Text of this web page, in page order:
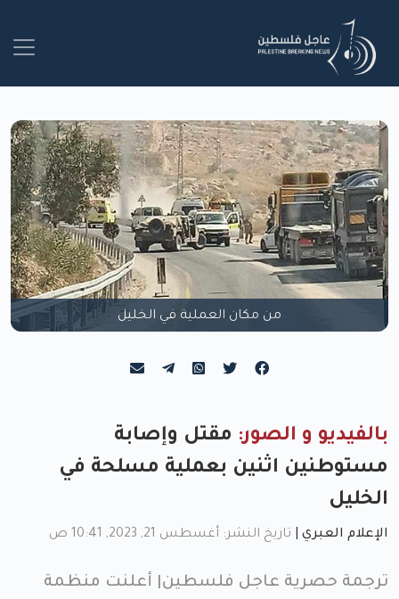
من مكان العملية في الخليل
بالفيديو و الصور: مقتل وإصابة
مستوطنين اثنين بعملية مسلحة في
الخليل
الإعلام العبري تاريخ النشر: أغسطس 21, 2023, 10:41 ص
ترجمة حصرية عاجل فلسطين| أعلنت منظمة